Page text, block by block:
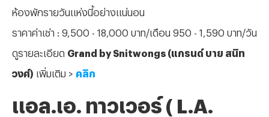
ห้องพักรายวันแห่งนี้อย่างแน่นอน
ราคาค่าเช่า : 9,500 - 18,000 บาท/เดือน 950 - 1,590 บาท/วัน
ดูรายละเอียด Grand by Snitwongs (แกรนด์ บาย สนิท
วงศ์) เพิ่มเติม > คลิก
แอล.เอ. ทาวเวอร์ ( L.A.